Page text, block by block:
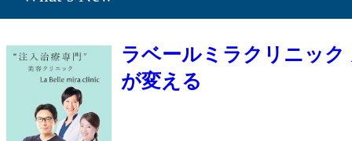
シェル メール GRAND OPEN
婦人服と子供服のセレクトブティック